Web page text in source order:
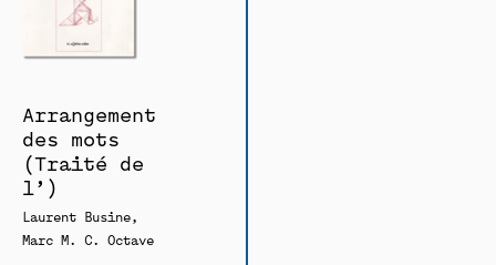
Arrangement
des mots
(Traité de
l’)
Laurent Busine
Marc M. C. Octave